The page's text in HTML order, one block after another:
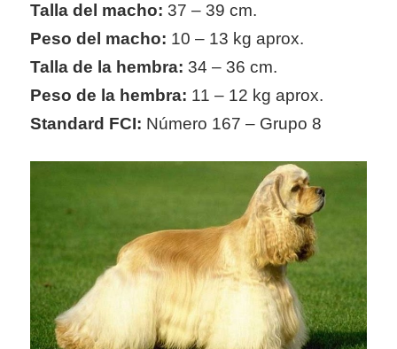
Talla del macho: 37 – 39 cm.
Peso del macho: 10 – 13 kg aprox.
Talla de la hembra: 34 – 36 cm.
Peso de la hembra: 11 – 12 kg aprox.
Standard FCI: Número 167 – Grupo 8